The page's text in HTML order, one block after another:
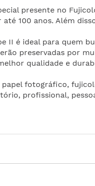
presente no
100 anos. Além
II é ideal para quem
preservadas por
qualidade e
fotográfico,
profissional,